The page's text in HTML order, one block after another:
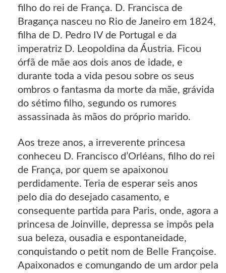
filho do rei de França. D. Francisca de
Bragança nasceu no Rio de Janeiro em 1824,
filha de D. Pedro IV de Portugal e da
imperatriz D. Leopoldina da Áustria. Ficou
órfã de mãe aos dois anos de idade, e
durante toda a vida pesou sobre os seus
ombros o fantasma da morte da mãe, grávida
do sétimo filho, segundo os rumores
assassinada às mãos do próprio marido.
Aos treze anos, a irreverente princesa
conheceu D. Francisco d’Orléans, filho do rei
de França, por quem se apaixonou
perdidamente. Teria de esperar seis anos
pelo dia do desejado casamento, e
consequente partida para Paris, onde, agora a
princesa de Joinville, depressa se impôs pela
sua beleza, ousadia e espontaneidade,
conquistando o petit nom de Belle Françoise.
Apaixonados e comungando de um ardor pela